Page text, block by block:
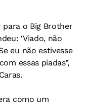
para o Big Brother
‘Viado, não
eu não estivesse
essas piadas”,
como um